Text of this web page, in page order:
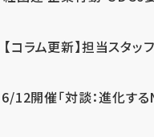
【コラム更新】担当スタ
6/12開催「対談：進化す